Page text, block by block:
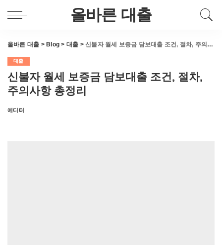
올바른 대출
올바른 대출 > Blog > 대출 >신불자 월세 보증금 담보대출 조건, 절차, 주의사항 총정리
대출
신불자 월세 보증금 담보대출 조건, 절차,
주의사항 총정리
Posted
에디터